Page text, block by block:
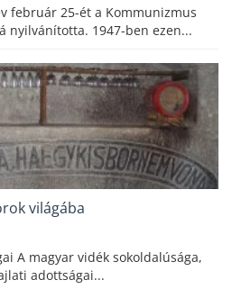
február 25-ét a Kommunizmus
nyilvánította. 1947-ben ezen...
világába
A magyar vidék sokoldalúsága,
adottságai...